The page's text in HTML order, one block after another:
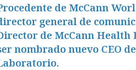
de McCann
general de
de McCann Health
nombrado nuevo CEO